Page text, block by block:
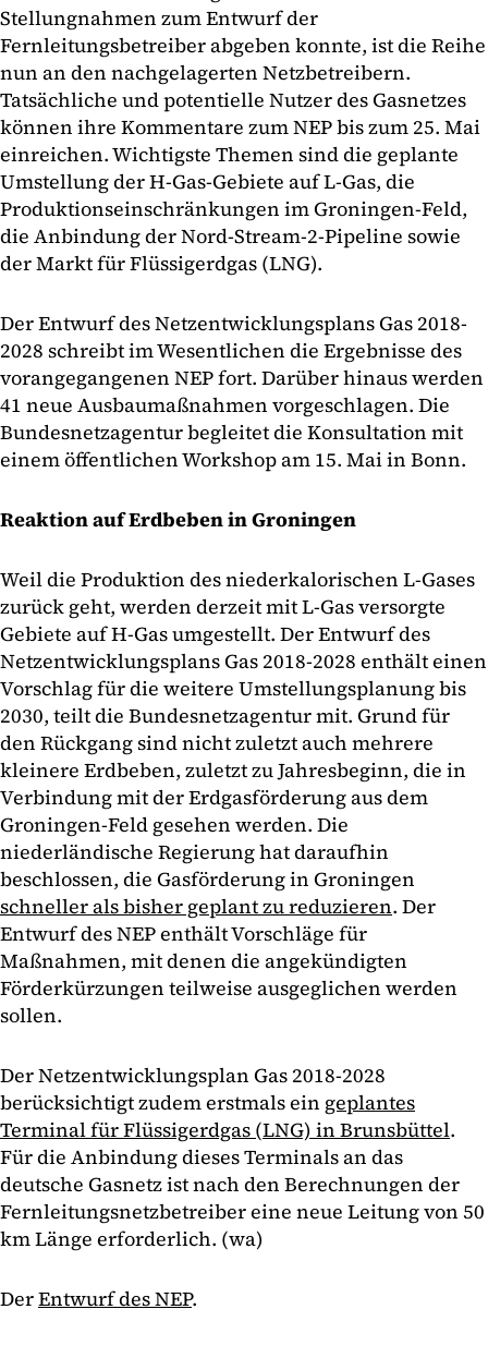
Stellungnahmen zum Entwurf der
Fernleitungsbetreiber abgeben konnte, ist die Reihe
nun an den nachgelagerten Netzbetreibern.
Tatsächliche und potentielle Nutzer des Gasnetzes
können ihre Kommentare zum NEP bis zum 25. Mai
einreichen. Wichtigste Themen sind die geplante
Umstellung der H-Gas-Gebiete auf L-Gas, die
Produktionseinschränkungen im Groningen-Feld,
die Anbindung der Nord-Stream-2-Pipeline sowie
der Markt für Flüssigerdgas (LNG).
Der Entwurf des Netzentwicklungsplans Gas 2018-
2028 schreibt im Wesentlichen die Ergebnisse des
vorangegangenen NEP fort. Darüber hinaus werden
41 neue Ausbaumaßnahmen vorgeschlagen. Die
Bundesnetzagentur begleitet die Konsultation mit
einem öffentlichen Workshop am 15. Mai in Bonn.
Reaktion auf Erdbeben in Groningen
Weil die Produktion des niederkalorischen L-Gases
zurück geht, werden derzeit mit L-Gas versorgte
Gebiete auf H-Gas umgestellt. Der Entwurf des
Netzentwicklungsplans Gas 2018-2028 enthält einen
Vorschlag für die weitere Umstellungsplanung bis
2030, teilt die Bundesnetzagentur mit. Grund für
den Rückgang sind nicht zuletzt auch mehrere
kleinere Erdbeben, zuletzt zu Jahresbeginn, die in
Verbindung mit der Erdgasförderung aus dem
Groningen-Feld gesehen werden. Die
niederländische Regierung hat daraufhin
beschlossen, die Gasförderung in Groningen
schneller als bisher geplant zu reduzieren. Der
Entwurf des NEP enthält Vorschläge für
Maßnahmen, mit denen die angekündigten
Förderkürzungen teilweise ausgeglichen werden
sollen.
Der Netzentwicklungsplan Gas 2018-2028
berücksichtigt zudem erstmals ein geplantes
Terminal für Flüssigerdgas (LNG) in Brunsbüttel.
Für die Anbindung dieses Terminals an das
deutsche Gasnetz ist nach den Berechnungen der
Fernleitungsnetzbetreiber eine neue Leitung von 50
km Länge erforderlich. (wa)
DerEntwurf des NEP.